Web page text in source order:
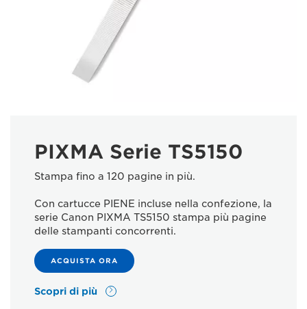
PIXMA Serie TS5150
Stampa fino a 120 pagine in più.
Con cartucce PIENE incluse nella confezione, la
serie Canon PIXMA TS5150 stampa più pagine
delle stampanti concorrenti.
ACQUISTA ORA
Scopri di più